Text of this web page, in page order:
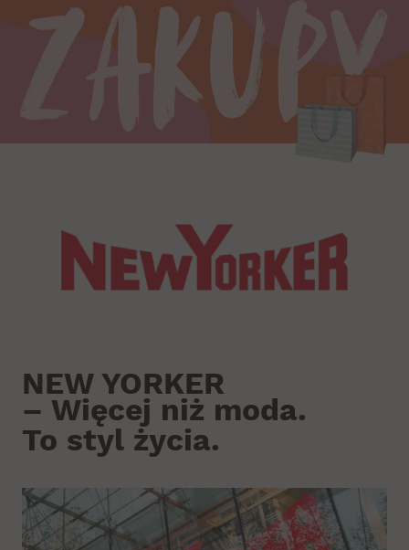
Zakupy
NEW YORKER
– Więcej niż moda.
To styl życia.